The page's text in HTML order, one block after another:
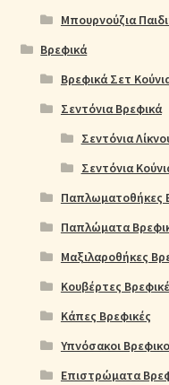
Μπουρνούζια
Βρεφικά
Βρεφικά Σετ
Σεντόνια Βρεφικά
Σεντόνια
Σεντόνια
Παπλωματοθήκες
Παπλώματα
Μαξιλαροθήκες
Κουβέρτες
Κάπες Βρεφικές
Υπνόσακοι
Επιστρώματα